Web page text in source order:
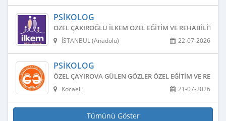
PSIKOLOG
ÖZEL ÇAKIROĞLU İLKEM ÖZEL EĞITIM VE
22-07-2026
İSTANBUL (Anadolu)
PSIKOLOG
ÖZEL ÇAYIROVA GÜLEN GÖZLER ÖZEL EĞITIM VE
21-07-2026
Kocaeli
Tümünü Göster